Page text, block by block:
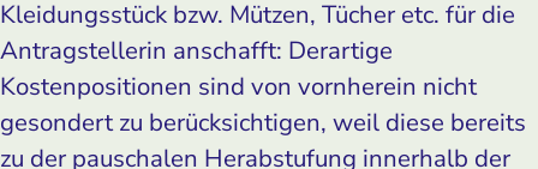
Kleidungsstück bzw. Mützen, Tücher etc. für die
Antragstellerin anschafft: Derartige
Kostenpositionen sind von vornherein nicht
gesondert zu berücksichtigen, weil diese bereits
zu der pauschalen Herabstufung innerhalb der